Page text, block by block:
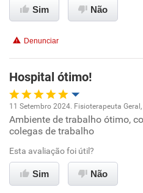
Recomenda esta empresa
Sim Não
Denunciar
Hospital ótimo!
Oportunidade de promoção
Ambiente de trabalho
Conciliação com a vida familiar
11 Setembro 2024. Fisioterapeuta
Ambiente de trabalho ótimo,
colegas de trabalho
Esta avaliação foi útil?
Sim Não